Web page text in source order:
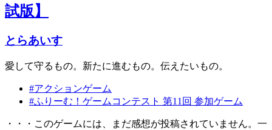
試版】
とらあいす
愛して守るもの。新たに進むもの。伝えたいもの。
#アクションゲーム
#ふりーむ！ゲームコンテスト 第11回 参加ゲーム
・・・このゲームには、まだ感想が投稿されていません。一